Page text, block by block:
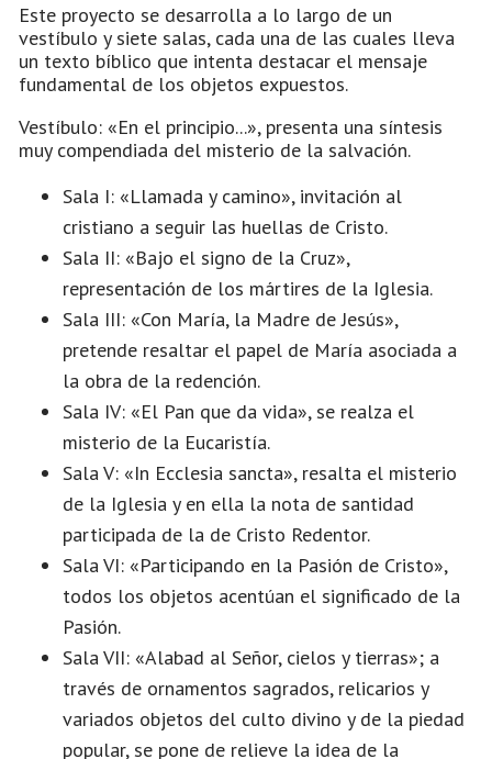
Este proyecto se desarrolla a lo largo de un
vestíbulo y siete salas, cada una de las cuales lleva
un texto bíblico que intenta destacar el mensaje
fundamental de los objetos expuestos.
Vestíbulo: «En el principio...», presenta una síntesis
muy compendiada del misterio de la salvación.
Sala I: «Llamada y camino», invitación al
cristiano a seguir las huellas de Cristo.
Sala II: «Bajo el signo de la Cruz»,
representación de los mártires de la Iglesia.
Sala III: «Con María, la Madre de Jesús»,
pretende resaltar el papel de María asociada a
la obra de la redención.
Sala IV: «El Pan que da vida», se realza el
misterio de la Eucaristía.
Sala V: «In Ecclesia sancta», resalta el misterio
de la Iglesia y en ella la nota de santidad
participada de la de Cristo Redentor.
Sala VI: «Participando en la Pasión de Cristo»,
todos los objetos acentúan el significado de la
Pasión.
Sala VII: «Alabad al Señor, cielos y tierras»; a
través de ornamentos sagrados, relicarios y
variados objetos del culto divino y de la piedad
popular, se pone de relieve la idea de la